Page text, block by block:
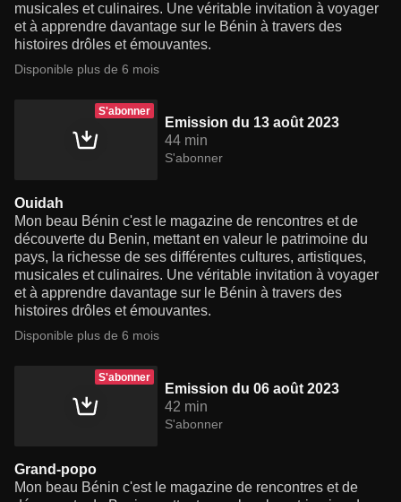
musicales et culinaires. Une véritable invitation à voyager
et à apprendre davantage sur le Bénin à travers des
histoires drôles et émouvantes.
Disponible plus de 6 mois
S'abonner
Emission du 13 août 2023
44 min
S'abonner
Ouidah
Mon beau Bénin c'est le magazine de rencontres et de
découverte du Benin, mettant en valeur le patrimoine du
pays, la richesse de ses différentes cultures, artistiques,
musicales et culinaires. Une véritable invitation à voyager
et à apprendre davantage sur le Bénin à travers des
histoires drôles et émouvantes.
Disponible plus de 6 mois
S'abonner
Emission du 06 août 2023
42 min
S'abonner
Grand-popo
Mon beau Bénin c'est le magazine de rencontres et de